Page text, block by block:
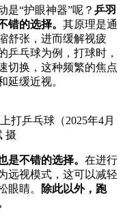
“护眼神器”呢？ 乒羽
错的选择。 其原理是通
舒张，进而缓解视疲
乒乓球为例，打球时，
切换，这种频繁的焦点
延缓近视。
打乒乓球（2025年4月
摄
是不错的选择。 在进行
远视模式，这可以减轻
眼睛。
除此以外，跑